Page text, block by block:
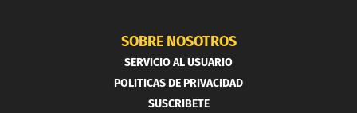
SOBRE NOSOTROS
SERVICIO AL USUARIO
POLITICAS DE PRIVACIDAD
SUSCRIBETE